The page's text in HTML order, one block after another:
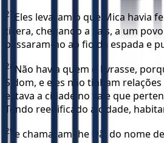
27 Eles levaram o que Mica havia
tivera, chegando a Laís, a um
passaram-no ao fio da espada e
28 Não havia quem o livrasse,
Sidom, e eles não tinham
estava a cidade no vale que
Tendo reedificado a cidade,
29 e chamaram-lhe Dã, do nome